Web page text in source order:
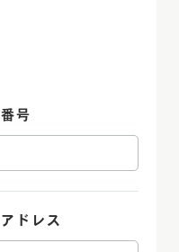
号
ドレス